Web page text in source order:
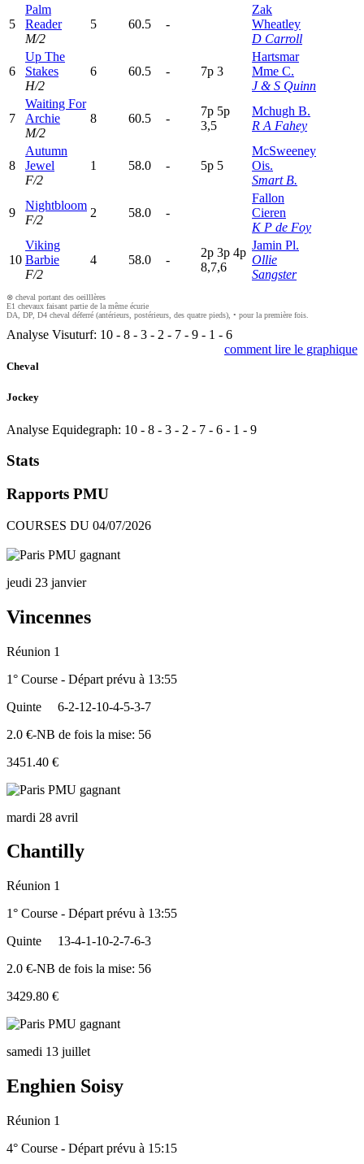
5
Palm
Reader
M/2
5 60.5 -
Zak
Wheatley
D Carroll
6
Up The
Stakes
H/2
6 60.5 - 7p 3
Hartsmar
Mme C.
J & S Quinn
7
Waiting For
Archie
M/2
8 60.5 -
7p 5p
3,5
Mchugh B.
R A Fahey
8
Autumn
Jewel
F/2
1 58.0 - 5p 5
McSweeney
Ois.
Smart B.
9
Nightbloom
F/2
2 58.0 -
Fallon
Cieren
K P de Foy
10
Viking
Barbie
F/2
4 58.0 -
2p 3p 4p
8,7,6
Jamin Pl.
Ollie
Sangster
⊗ cheval portant des oeilllères
E1 chevaux faisant partie de la même écurie
DA, DP, D4 cheval déferré (antérieurs, postérieurs, des quatre pieds), • pour la première fois.
Analyse Visuturf: 10 - 8 - 3 - 2 - 7 - 9 - 1 - 6
comment lire le graphique
Cheval
Jockey
Analyse Equidegraph: 10 - 8 - 3 - 2 - 7 - 6 - 1 - 9
Stats
Rapports PMU
COURSES DU 04/07/2026
jeudi 23 janvier
Vincennes
Réunion 1
1° Course - Départ prévu à 13:55
Quinte
6-2-12-10-4-5-3-7
2.0 €-NB de fois la mise: 56
3451.40 €
mardi 28 avril
Chantilly
Réunion 1
1° Course - Départ prévu à 13:55
Quinte
13-4-1-10-2-7-6-3
2.0 €-NB de fois la mise: 56
3429.80 €
samedi 13 juillet
Enghien Soisy
Réunion 1
4° Course - Départ prévu à 15:15